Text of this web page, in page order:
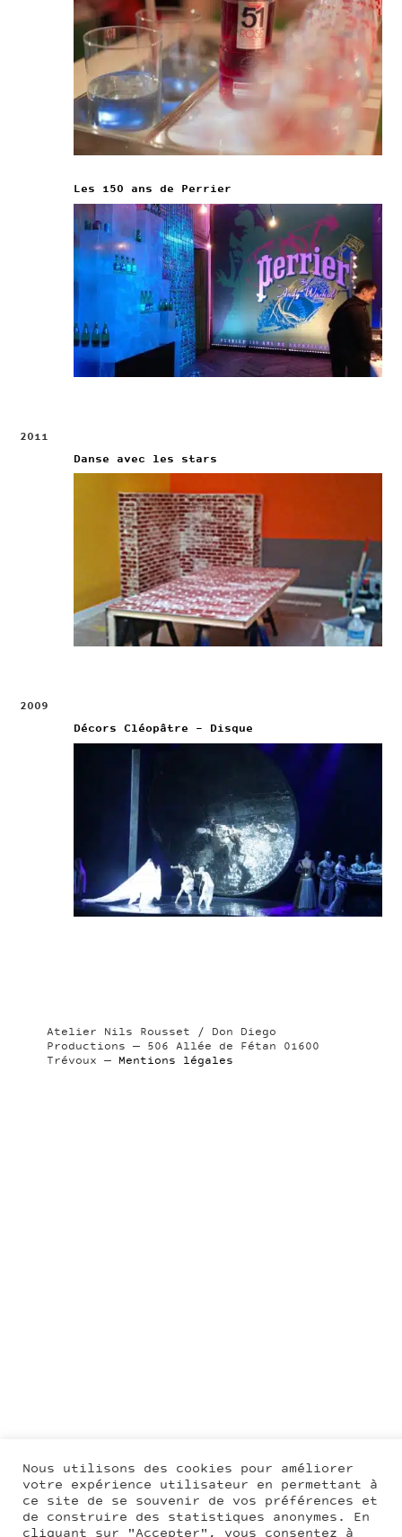
Les 150 ans de Perrier
2011
Danse avec les stars
2009
Décors Cléopâtre – Disque
Atelier Nils Rousset / Don Diego
Productions — 506 Allée de Fétan 01600
Trévoux — Mentions légales
Nous utilisons des cookies pour améliorer
votre expérience utilisateur en permettant à
ce site de se souvenir de vos préférences et
de construire des statistiques anonymes. En